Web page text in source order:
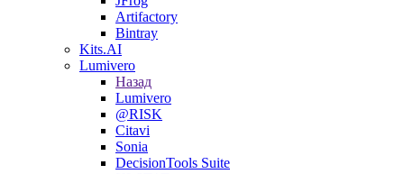
Artifactory
Bintray
Kits.AI
Lumivero
Назад
Lumivero
@RISK
Citavi
Sonia
DecisionTools Suite